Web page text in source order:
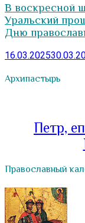
В воскресной
Уральский
Дню
16.03.2025
Архипастырь
Петр,
Православный